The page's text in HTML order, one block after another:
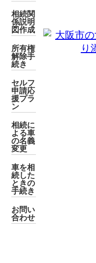
相続関
係説明
図作成
所有権
解除手
続き
セルフ
申請応
援プラ
ン
相続に
よる車
の名義
変更
車を相
続した
ときの
手続き
お問い
合わせ